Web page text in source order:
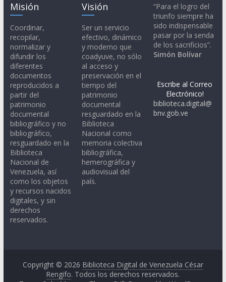
Misión
Coordinar,
recopilar,
normalizar y
difundir los
diferentes
documentos
reproducidos a
partir del
patrimonio
documental
bibliográfico y no
bibliográfico,
resguardado en la
Biblioteca
Nacional de
Venezuela, así
como los objetos
y recursos nacidos
digitales, y sin
derechos
reservados.
Visión
Ser un servicio
efectivo, dinámico
y moderno que
coadyuve, no sólo
al acceso y
preservación en el
tiempo del
patrimonio
documental
resguardado en la
Biblioteca
Nacional como
memoria colectiva
bibliográfica,
hemerográfica y
audiovisual del
país.
“Para el logro del
triunfo siempre ha
sido indispensable
pasar por la senda
de los sacrificios”.
Simón Bolívar
Escribe al Correo
Electrónico!
biblioteca.digital@
bnv.gob.ve
Copyright © 2026 Biblioteca Digital de Venezuela César
Rengifo. Todos los derechos reservados.